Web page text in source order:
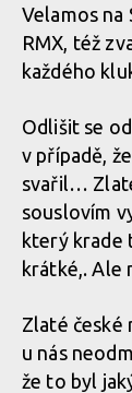
Velamos na
RMX, též
každého
Odlišit se
v případě,
svařil…
souslovím
který krade
krátké,. Ale
Zlaté české
u nás
že to byl